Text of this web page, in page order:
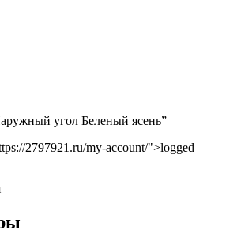
угол Беленый ясень”
2797921.ru/my-account/">logged